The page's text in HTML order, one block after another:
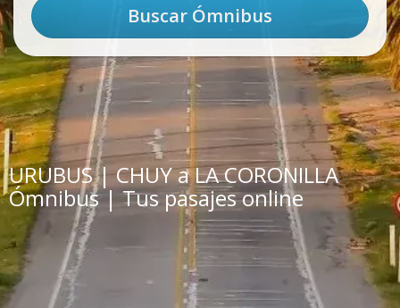
URUBUS | CHUY a LA CORONILLA
Ómnibus | Tus pasajes online